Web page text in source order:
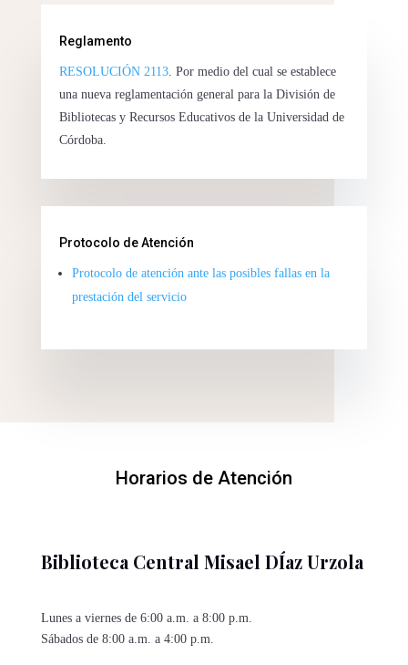
Reglamento
RESOLUCIÓN 2113. Por medio del cual se establece
una nueva reglamentación general para la División de
Bibliotecas y Recursos Educativos de la Universidad de
Córdoba.
Protocolo de Atención
Protocolo de atención ante las posibles fallas en la
prestación del servicio
Horarios de Atención
Biblioteca Central Misael DÍaz Urzola
Lunes a viernes de 6:00 a.m. a 8:00 p.m.
Sábados de 8:00 a.m. a 4:00 p.m.